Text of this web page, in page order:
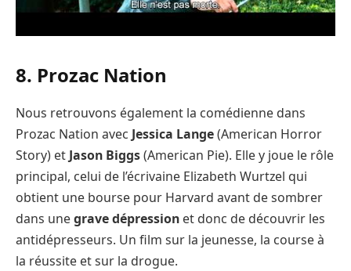
8. Prozac Nation
Nous retrouvons également la comédienne dans
Prozac Nation avec Jessica Lange(American Horror
Story) et Jason Biggs(American Pie). Elle y joue le rôle
principal, celui de l’écrivaine Elizabeth Wurtzel qui
obtient une bourse pour Harvard avant de sombrer
dans unegrave dépression et donc de découvrir les
antidépresseurs. Un film sur la jeunesse, la course à
la réussite et sur la drogue.